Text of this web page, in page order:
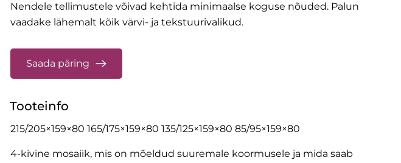
Nendele tellimustele võivad kehtida minimaalse koguse nõuded. Palun
vaadake lähemalt kõik värvi- ja tekstuurivalikud.
Saada päring
Tooteinfo
215/205×159×80 165/175×159×80 135/125×159×80 85/95×159×80
4-kivine mosaiik, mis on mõeldud suuremale koormusele ja mida saab